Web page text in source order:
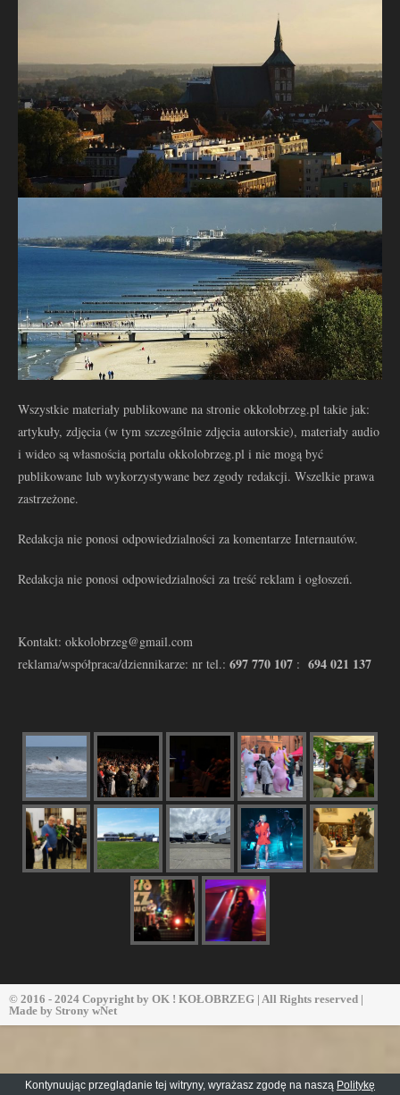
Wszystkie materiały publikowane na stronie okkolobrzeg.pl takie jak:
artykuły, zdjęcia (w tym szczególnie zdjęcia autorskie), materiały audio
i wideo są własnością portalu okkolobrzeg.pl i nie mogą być
publikowane lub wykorzystywane bez zgody redakcji. Wszelkie prawa
zastrzeżone.
Redakcja nie ponosi odpowiedzialności za komentarze Internautów.
Redakcja nie ponosi odpowiedzialności za treść reklam i ogłoszeń.
Kontakt: okkolobrzeg@gmail.com
reklama/współpraca/dziennikarze: nr tel.: 697 770 107 : 694 021 137
© 2016 - 2024 Copyright by OK ! KOŁOBRZEG | All Rights reserved |
Made by Strony wNet
Kontynuując przeglądanie tej witryny, wyrażasz zgodę na naszą Politykę